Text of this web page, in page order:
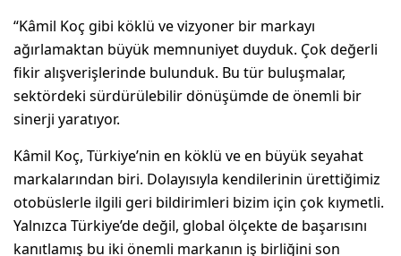
“Kâmil Koç gibi köklü ve vizyoner bir markayı
ağırlamaktan büyük memnuniyet duyduk. Çok değerli
fikir alışverişlerinde bulunduk. Bu tür buluşmalar,
sektördeki sürdürülebilir dönüşümde de önemli bir
sinerji yaratıyor.
Kâmil Koç, Türkiye’nin en köklü ve en büyük seyahat
markalarından biri. Dolayısıyla kendilerinin ürettiğimiz
otobüslerle ilgili geri bildirimleri bizim için çok kıymetli.
Yalnızca Türkiye’de değil, global ölçekte de başarısını
kanıtlamış bu iki önemli markanın iş birliğini son